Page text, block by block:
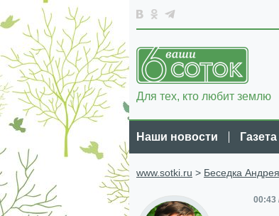
Для тех, кто любит землю
Наши новости Газета
www.sotki.ru > Беседка
00:43